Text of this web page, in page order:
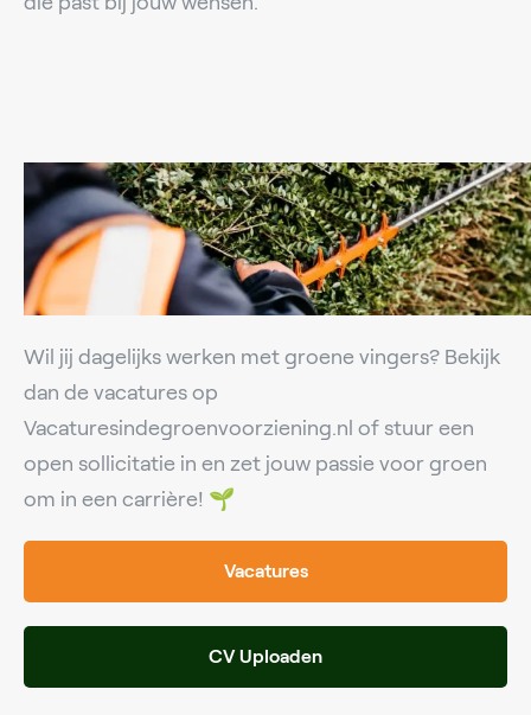
Wil jij dagelijks werken met groene vingers? Bekijk
dan de vacatures op
Vacaturesindegroenvoorziening.nl of stuur een
open sollicitatie in en zet jouw passie voor groen
om in een carrière! 🌱
Vacatures
CV Uploaden